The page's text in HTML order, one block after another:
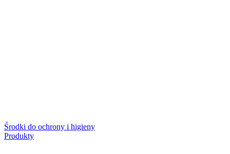
Środki do ochrony i higieny
Produkty